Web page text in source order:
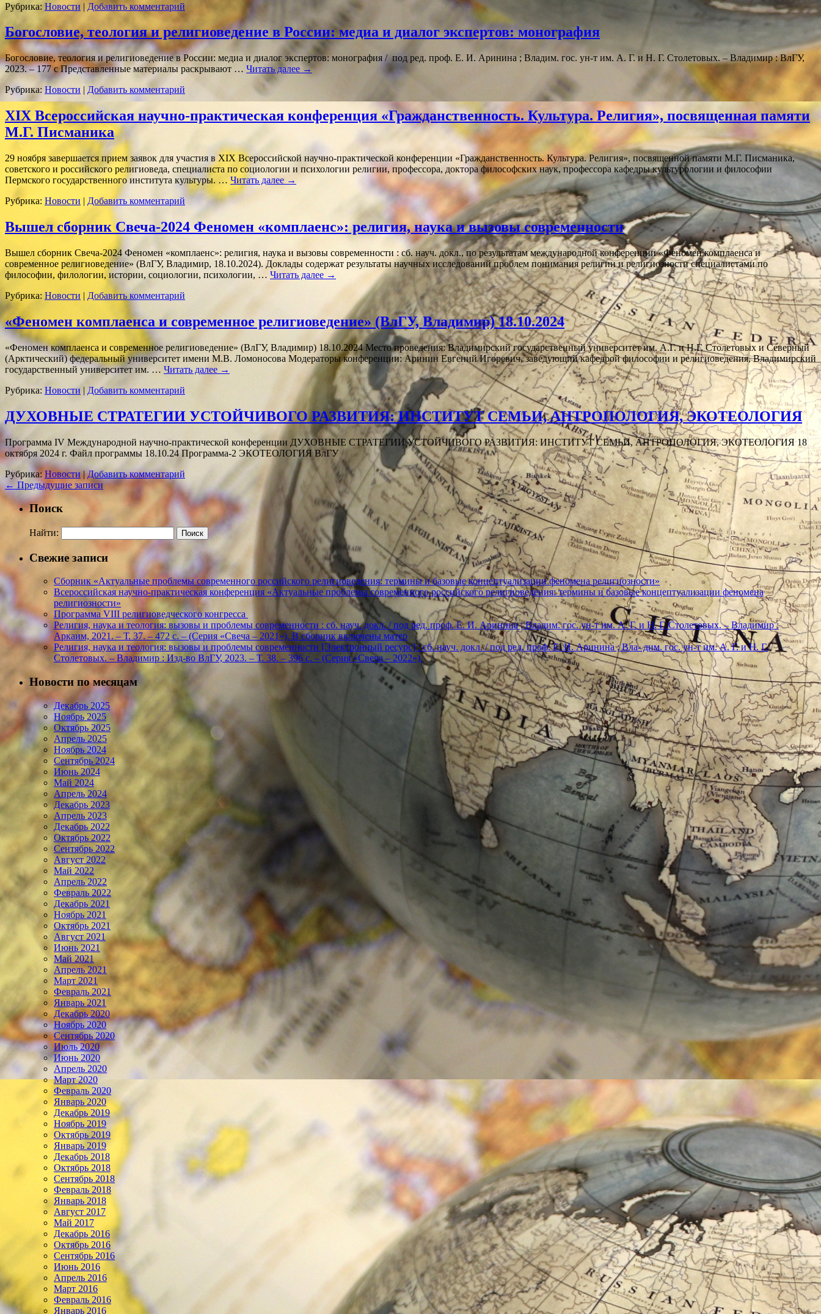
Рубрика: Новости | Добавить комментарий
Богословие, теология и религиоведение в России: медиа и диалог экспертов: монография
Богословие, теология и религиоведение в России: медиа и диалог экспертов: монография / под ред. проф. Е. И. Аринина ; Владим. гос. ун-т им. А. Г. и Н. Г. Столетовых. – Владимир : ВлГУ,
2023. ‒ 177 с Представленные материалы раскрывают … Читать далее →
Рубрика: Новости | Добавить комментарий
XIX Всероссийская научно-практическая конференция «Гражданственность. Культура. Религия», посвященная памяти
М.Г. Писманика
29 ноября завершается прием заявок для участия в XIX Всероссийской научно-практической конференции «Гражданственность. Культура. Религия», посвященной памяти М.Г. Писманика,
советского и российского религиоведа, специалиста по социологии и психологии религии, профессора, доктора философских наук, профессора кафедры культурологии и философии
Пермского государственного института культуры. … Читать далее →
Рубрика: Новости | Добавить комментарий
Вышел сборник Свеча-2024 Феномен «комплаенс»: религия, наука и вызовы современности
Вышел сборник Свеча-2024 Феномен «комплаенс»: религия, наука и вызовы современности : сб. науч. докл., по результатам международной конференции «Феномен комплаенса и
современное религиоведение» (ВлГУ, Владимир, 18.10.2024). Доклады содержат результаты научных исследований проблем понимания религии и религиозности специалистами по
философии, филологии, истории, социологии, психологии, … Читать далее →
Рубрика: Новости | Добавить комментарий
«Феномен комплаенса и современное религиоведение» (ВлГУ, Владимир) 18.10.2024
«Феномен комплаенса и современное религиоведение» (ВлГУ, Владимир) 18.10.2024 Место проведения: Владимирский государственный университет им. А.Г. и Н.Г. Столетовых и Северный
(Арктический) федеральный университет имени М.В. Ломоносова Модераторы конференции: Аринин Евгений Игоревич, заведующий кафедрой философии и религиоведения, Владимирский
государственный университет им. … Читать далее →
Рубрика: Новости | Добавить комментарий
ДУХОВНЫЕ СТРАТЕГИИ УСТОЙЧИВОГО РАЗВИТИЯ: ИНСТИТУТ СЕМЬИ, АНТРОПОЛОГИЯ, ЭКОТЕОЛОГИЯ
Программа IV Международной научно-практической конференции ДУХОВНЫЕ СТРАТЕГИИ УСТОЙЧИВОГО РАЗВИТИЯ: ИНСТИТУТ СЕМЬИ, АНТРОПОЛОГИЯ, ЭКОТЕОЛОГИЯ 18
октября 2024 г. Файл программы 18.10.24 Программа-2 ЭКОТЕОЛОГИЯ ВлГУ
Рубрика: Новости | Добавить комментарий
← Предыдущие записи
Поиск
Найти:
Свежие записи
Сборник «Актуальные проблемы современного российского религиоведения: термины и базовые концептуализации феномена религиозности»
Всероссийская научно-практическая конференция «Актуальные проблемы современного российского религиоведения: термины и базовые концептуализации феномена
религиозности»
Программа VIII религиоведческого конгресса
Религия, наука и теология: вызовы и проблемы современности : сб. науч. докл. / под ред. проф. Е. И. Аринина ; Владим. гос. ун-т им. А. Г. и Н. Г. Столетовых. – Владимир :
Аркаим, 2021. – Т. 37. – 472 с. – (Серия «Свеча – 2021»). В сборник включены матер
Религия, наука и теология: вызовы и проблемы современности [Электронный ресурс] : сб. науч. докл. / под ред. проф. Е. И. Аринина ; Вла- дим. гос. ун-т им. А. Г. и Н. Г.
Столетовых. – Владимир : Изд-во ВлГУ, 2023. – Т. 38. – 396 с. – (Серия «Свеча – 2022»).
Новости по месяцам
Декабрь 2025
Ноябрь 2025
Октябрь 2025
Апрель 2025
Ноябрь 2024
Сентябрь 2024
Июнь 2024
Май 2024
Апрель 2024
Декабрь 2023
Апрель 2023
Декабрь 2022
Октябрь 2022
Сентябрь 2022
Август 2022
Май 2022
Апрель 2022
Февраль 2022
Декабрь 2021
Ноябрь 2021
Октябрь 2021
Август 2021
Июнь 2021
Май 2021
Апрель 2021
Март 2021
Февраль 2021
Январь 2021
Декабрь 2020
Ноябрь 2020
Сентябрь 2020
Июль 2020
Июнь 2020
Апрель 2020
Март 2020
Февраль 2020
Январь 2020
Декабрь 2019
Ноябрь 2019
Октябрь 2019
Январь 2019
Декабрь 2018
Октябрь 2018
Сентябрь 2018
Февраль 2018
Январь 2018
Август 2017
Май 2017
Декабрь 2016
Октябрь 2016
Сентябрь 2016
Июнь 2016
Апрель 2016
Март 2016
Февраль 2016
Январь 2016